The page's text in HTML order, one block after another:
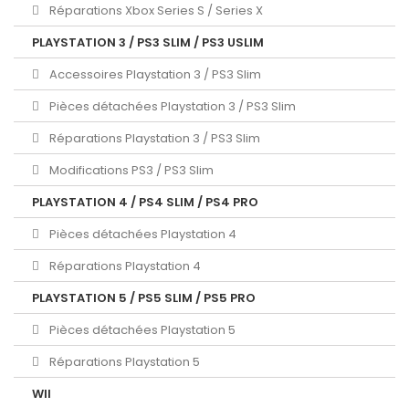
Réparations Xbox Series S / Series X
PLAYSTATION 3 / PS3 SLIM / PS3 USLIM
Accessoires Playstation 3 / PS3 Slim
Pièces détachées Playstation 3 / PS3 Slim
Réparations Playstation 3 / PS3 Slim
Modifications PS3 / PS3 Slim
PLAYSTATION 4 / PS4 SLIM / PS4 PRO
Pièces détachées Playstation 4
Réparations Playstation 4
PLAYSTATION 5 / PS5 SLIM / PS5 PRO
Pièces détachées Playstation 5
Réparations Playstation 5
WII